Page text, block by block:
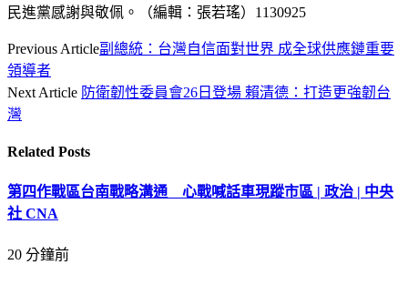
民進黨感謝與敬佩。（編輯：張若瑤）1130925
Previous Article副總統：台灣自信面對世界 成全球供應鏈重要
領導者
Next Article 防衛韌性委員會26日登場 賴清德：打造更強韌台
灣
Related Posts
第四作戰區台南戰略溝通 心戰喊話車現蹤市區 | 政治 | 中央
社 CNA
20 分鐘前